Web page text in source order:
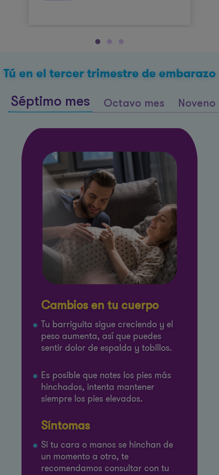
Tú en el tercer trimestre de embarazo
Séptimo mes Octavo mes Noveno
Cambios en tu cuerpo
Tu barriguita sigue creciendo y el
peso aumenta, así que puedes
sentir dolor de espalda y tobillos.
Es posible que notes los pies más
hinchados, intenta mantener
siempre los pies elevados.
Síntomas
Si tu cara o manos se hinchan de
un momento a otro, te
recomendamos consultar con tu